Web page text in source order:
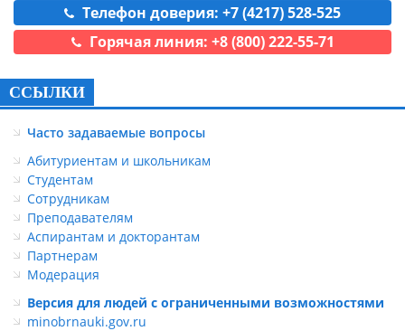
Телефон доверия: +7 (4217) 528-525
Горячая линия: +8 (800) 222-55-71
ССЫЛКИ
Часто задаваемые вопросы
Абитуриентам и школьникам
Студентам
Сотрудникам
Преподавателям
Аспирантам и докторантам
Партнерам
Модерация
Версия для людей с ограниченными возможностями
minobrnauki.gov.ru